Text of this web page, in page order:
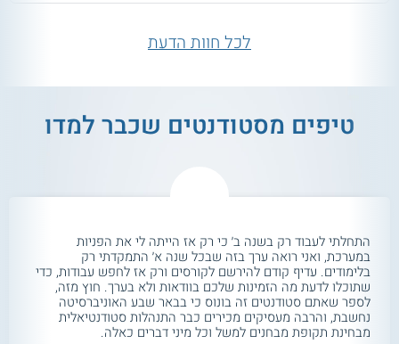
לכל חוות הדעת
טיפים מסטודנטים שכבר למדו
התחלתי לעבוד רק בשנה ב׳ כי רק אז הייתה לי את הפניות
במערכת, ואני רואה ערך בזה שבכל שנה א׳ התמקדתי רק
בלימודים. עדיף קודם להירשם לקורסים ורק אז לחפש עבודות, כדי
שתוכלו לדעת מה הזמינות שלכם בוודאות ולא בערך. חוץ מזה,
לספר שאתם סטודנטים זה בונוס כי בבאר שבע האוניברסיטה
נחשבת, והרבה מעסיקים מכירים כבר התנהלות סטודנטיאלית
מבחינת תקופת מבחנים למשל וכל מיני דברים כאלה.